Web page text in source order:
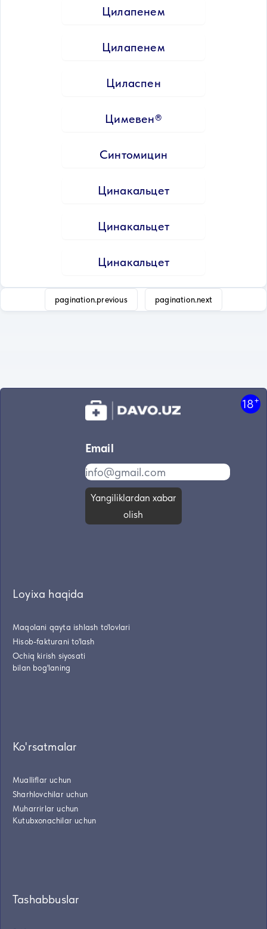
Цилапенем
Цилапенем
Циласпен
Цимевен®
Синтомицин
Цинакальцет
Цинакальцет
Цинакальцет
pagination.previous pagination.next
18+
Email
Yangiliklardan xabar
olish
Loyixa haqida
Maqolani qayta ishlash to'lovlari
Hisob-fakturani to'lash
Ochiq kirish siyosati
bilan bog'laning
Ko'rsatmalar
Mualliflar uchun
Sharhlovchilar uchun
Muharrirlar uchun
Kutubxonachilar uchun
Tashabbuslar